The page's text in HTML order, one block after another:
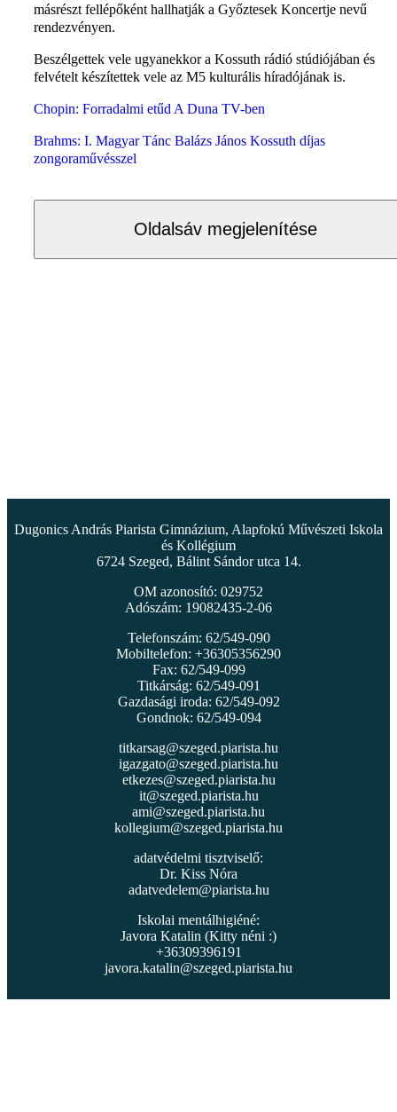
másrészt fellépőként hallhatják a Győztesek Koncertje nevű
rendezvényen.
Beszélgettek vele ugyanekkor a Kossuth rádió stúdiójában és
felvételt készítettek vele az M5 kulturális híradójának is.
Chopin: Forradalmi etűd A Duna TV-ben
Brahms: I. Magyar Tánc Balázs János Kossuth díjas
zongoraművésszel
Oldalsáv megjelenítése
Dugonics András Piarista Gimnázium, Alapfokú Művészeti Iskola
és Kollégium
6724 Szeged, Bálint Sándor utca 14.
OM azonosító: 029752
Adószám: 19082435-2-06
Telefonszám: 62/549-090
Mobiltelefon: +36305356290
Fax: 62/549-099
Titkárság: 62/549-091
Gazdasági iroda: 62/549-092
Gondnok: 62/549-094
titkarsag@szeged.piarista.hu
igazgato@szeged.piarista.hu
etkezes@szeged.piarista.hu
it@szeged.piarista.hu
ami@szeged.piarista.hu
kollegium@szeged.piarista.hu
adatvédelmi tisztviselő:
Dr. Kiss Nóra
adatvedelem@piarista.hu
Iskolai mentálhigiéné:
Javora Katalin (Kitty néni :)
+36309396191
javora.katalin@szeged.piarista.hu